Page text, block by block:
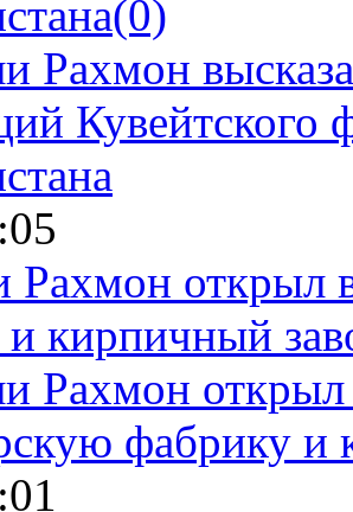
(0)
Рахмон открыл
кирпичный